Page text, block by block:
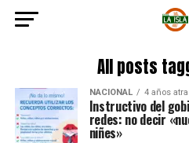
All posts
NACIONAL 4 años
Instructivo del
redes: no decir
niñes»